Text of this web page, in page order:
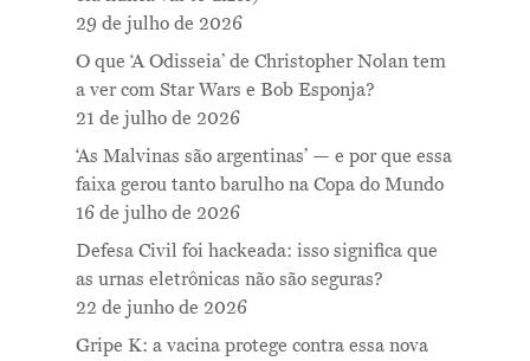
29 de julho de 2026
O que ‘A Odisseia’ de Christopher Nolan tem
a ver com Star Wars e Bob Esponja?
21 de julho de 2026
‘As Malvinas são argentinas’ — e por que essa
faixa gerou tanto barulho na Copa do Mundo
16 de julho de 2026
Defesa Civil foi hackeada: isso significa que
as urnas eletrônicas não são seguras?
22 de junho de 2026
Gripe K: a vacina protege contra essa nova